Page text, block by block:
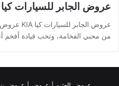
عروض الجابر للسيارات كيا KIA
من محبي الفخامة، وتحب قيادة أفخم